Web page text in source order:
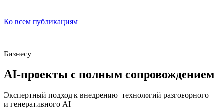
Ко всем публикациям
Бизнесу
AI-проекты с полным сопровождением
Экспертный подход к внедрению технологий разговорного
и генеративного AI